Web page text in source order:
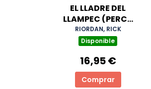
EL LLADRE DEL
LLAMPEC (PERCY
JACKSON I ELS
DÉUS DE L'OLIMP 1)
RIORDAN, RICK
Disponible
16,95 €
Comprar